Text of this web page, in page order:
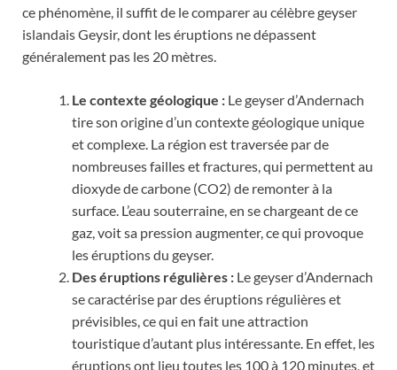
ce phénomène, il suffit de le comparer au célèbre geyser
islandais Geysir, dont les éruptions ne dépassent
généralement pas les 20 mètres.
Le contexte géologique : Le geyser d’Andernach
tire son origine d’un contexte géologique unique
et complexe. La région est traversée par de
nombreuses failles et fractures, qui permettent au
dioxyde de carbone (CO2) de remonter à la
surface. L’eau souterraine, en se chargeant de ce
gaz, voit sa pression augmenter, ce qui provoque
les éruptions du geyser.
Des éruptions régulières : Le geyser d’Andernach
se caractérise par des éruptions régulières et
prévisibles, ce qui en fait une attraction
touristique d’autant plus intéressante. En effet, les
éruptions ont lieu toutes les 100 à 120 minutes, et